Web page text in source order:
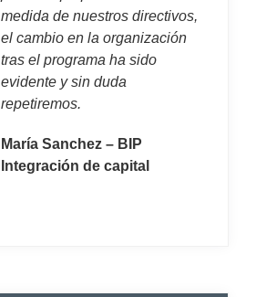
medida de nuestros directivos,
el cambio en la organización
tras el programa ha sido
evidente y sin duda
repetiremos.
María Sanchez – BIP
Integración de capital